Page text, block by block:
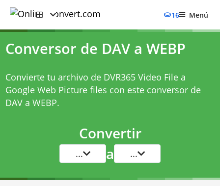
16 Menú
Conversor de DAV a WEBP
Convierte tu archivo de DVR365 Video File a
Google Web Picture files con este conversor de
DAV a WEBP.
Convertir
... a ...